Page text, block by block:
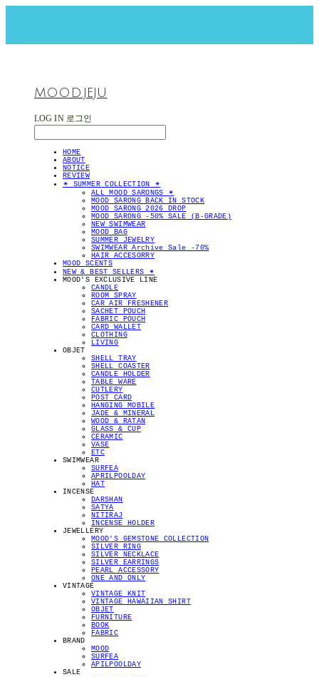
MOOD.JEJU
LOG IN 로그인
HOME
ABOUT
NOTICE
REVIEW
✴︎ SUMMER COLLECTION ✴︎
ALL MOOD SARONGS ✴︎
MOOD SARONG BACK IN STOCK
MOOD SARONG 2026 DROP
MOOD SARONG -50% SALE (B-GRADE)
NEW SWIMWEAR
MOOD BAG
SUMMER JEWELRY
SWIMWEAR Archive Sale -70%
HAIR ACCESORRY
MOOD SCENTS
NEW & BEST SELLERS ✴︎
MOOD'S EXCLUSIVE LINE
CANDLE
ROOM SPRAY
CAR AIR FRESHENER
SACHET POUCH
FABRIC POUCH
CARD WALLET
CLOTHING
LIVING
OBJET
SHELL TRAY
SHELL COASTER
CANDLE HOLDER
TABLE WARE
CUTLERY
POST CARD
HANGING MOBILE
JADE & MINERAL
WOOD & RATAN
GLASS & CUP
CERAMIC
VASE
ETC
SWIMWEAR
SURFEA
APRILPOOLDAY
HAT
INCENSE
DARSHAN
SATYA
NITIRAJ
INCENSE HOLDER
JEWELLERY
MOOD'S GEMSTONE COLLECTION
SILVER RING
SILVER NECKLACE
SILVER EARRINGS
PEARL ACCESSORY
ONE AND ONLY
VINTAGE
VINTAGE KNIT
VINTAGE HAWAIIAN SHIRT
OBJET
FURNITURE
BOOK
FABRIC
BRAND
MOOD
SURFEA
APILPOOLDAY
SALE